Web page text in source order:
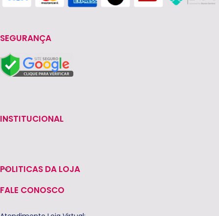
SEGURANÇA
INSTITUCIONAL
POLITICAS DA LOJA
FALE CONOSCO